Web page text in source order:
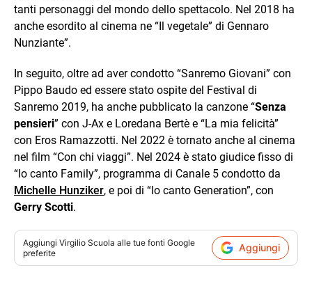
tanti personaggi del mondo dello spettacolo. Nel 2018 ha
anche esordito al cinema ne “Il vegetale” di Gennaro
Nunziante”.
In seguito, oltre ad aver condotto “Sanremo Giovani” con
Pippo Baudo ed essere stato ospite del Festival di
Sanremo 2019, ha anche pubblicato la canzone “Senza
pensieri” con J-Ax e Loredana Bertè e “La mia felicità”
con Eros Ramazzotti. Nel 2022 è tornato anche al cinema
nel film “Con chi viaggi”. Nel 2024 è stato giudice fisso di
“Io canto Family”, programma di Canale 5 condotto da
Michelle Hunziker, e poi di “Io canto Generation”, con
Gerry Scotti.
Aggiungi Virgilio Scuola alle tue fonti Google
preferite
Aggiungi